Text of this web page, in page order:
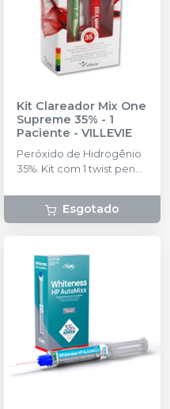
Kit Clareador Mix One
Supreme 35% - 1
Paciente - VILLEVIE
Peróxido de Hidrogênio
35%. Kit com 1 twist pen
clareador + 1 barreira
gengival Gingi Dam 1g + 1
de sódio 5ml + 5 pontas
aplicadoras.
Esgotado